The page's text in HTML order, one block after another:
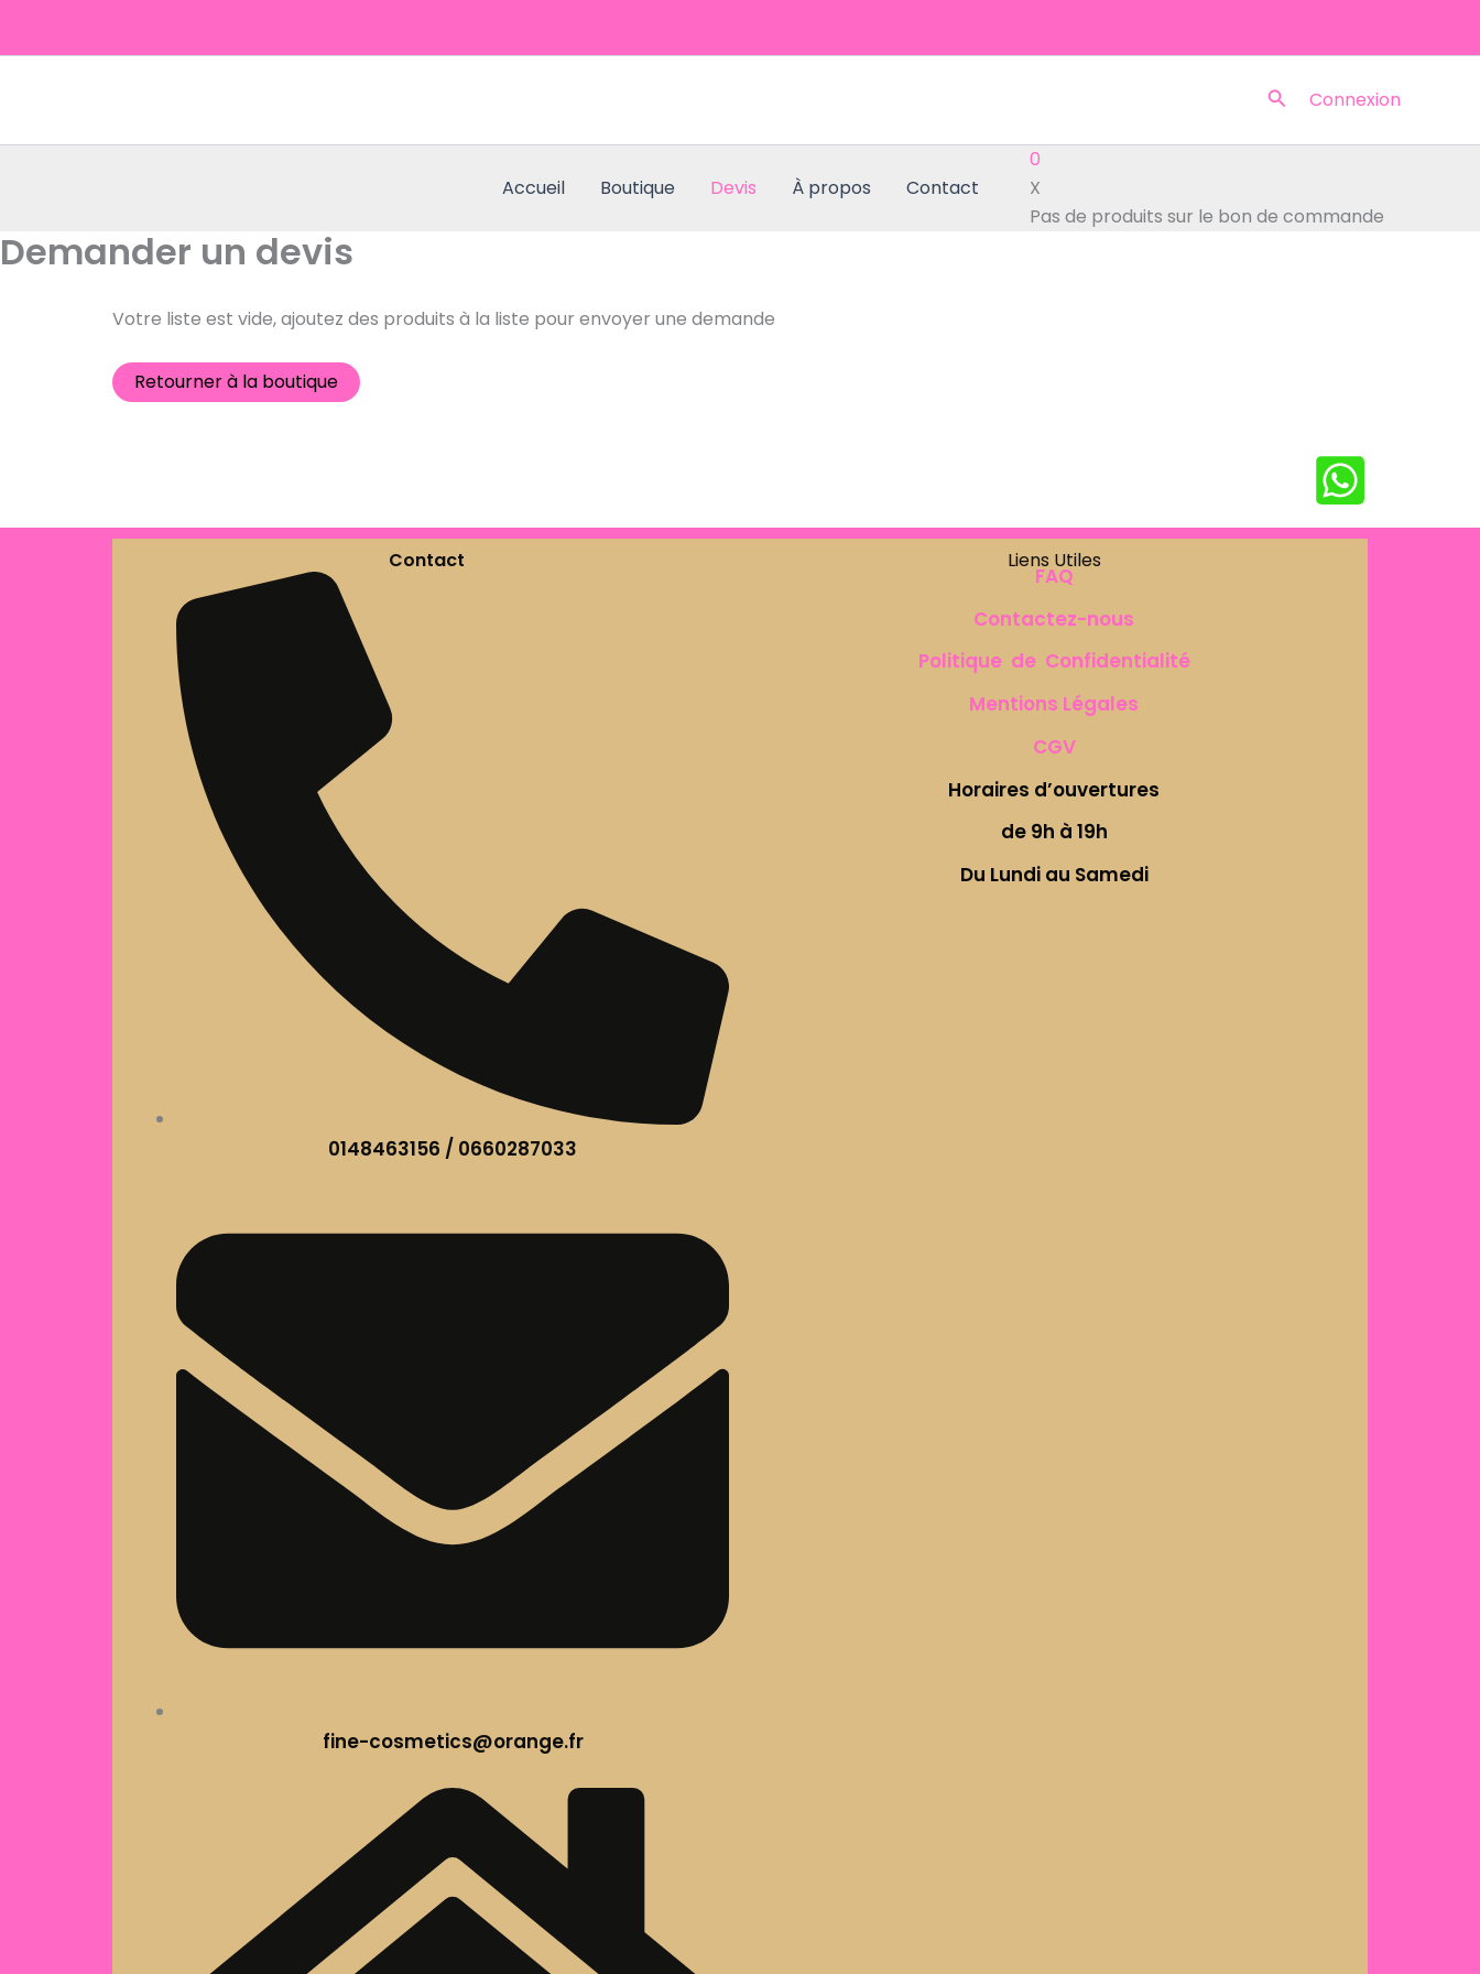
Rechercher
Connexion
Accueil Boutique Devis À propos Contact
0
X
Pas de produits sur le bon de commande
Demander un devis
Votre liste est vide, ajoutez des produits à la liste pour envoyer une demande
Retourner à la boutique
Contact
0148463156 / 0660287033
fine-cosmetics@orange.fr
Liens Utiles
FAQ
Contactez-nous
Politique de Confidentialité
Mentions Légales
CGV
Horaires d’ouvertures
de 9h à 19h
Du Lundi au Samedi